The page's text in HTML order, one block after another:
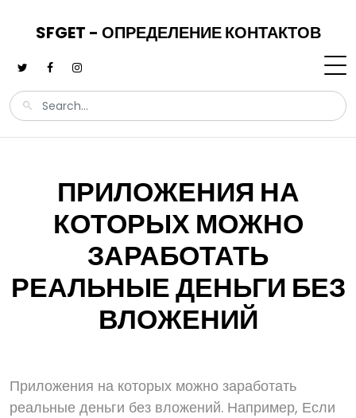
SFGET - ОПРЕДЕЛЕНИЕ КОНТАКТОВ
ПРИЛОЖЕНИЯ НА
КОТОРЫХ МОЖНО
ЗАРАБОТАТЬ
РЕАЛЬНЫЕ ДЕНЬГИ БЕЗ
ВЛОЖЕНИЙ
Приложения на которых можно заработать
реальные деньги без вложений. Например, Если